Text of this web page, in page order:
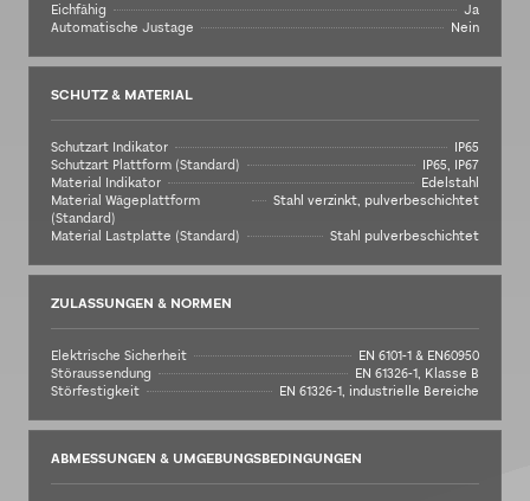
Eichfähig
Ja
Automatische Justage
Nein
SCHUTZ & MATERIAL
Schutzart Indikator
IP65
Schutzart Plattform (Standard)
IP65, IP67
Material Indikator
Edelstahl
Material Wägeplattform
(Standard)
Stahl verzinkt, pulverbeschichtet
Material Lastplatte (Standard)
Stahl pulverbeschichtet
ZULASSUNGEN & NORMEN
Elektrische Sicherheit
EN 6101-1 & EN60950
Störaussendung
EN 61326-1, Klasse B
Störfestigkeit
EN 61326-1, industrielle Bereiche
ABMESSUNGEN & UMGEBUNGSBEDINGUNGEN